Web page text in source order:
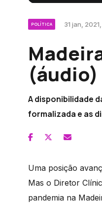
POLÍTICA 31 jan,
(áudio)
A disponibilidade
formalizada e as
Uma posição
Mas o Diretor
pandemia na